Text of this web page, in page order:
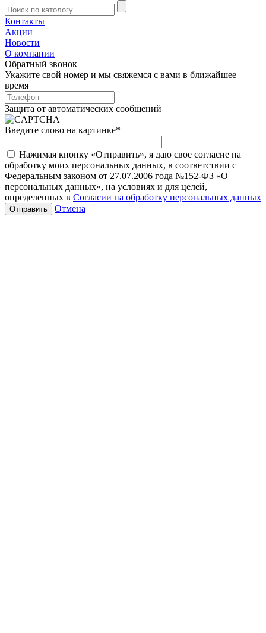
Контакты
Акции
Новости
О компании
Обратный звонок
Укажите свой номер и мы свяжемся с вами в ближайшее
время
Защита от автоматических сообщений
Введите слово на картинке*
Нажимая кнопку «Отправить», я даю свое согласие на
обработку моих персональных данных, в соответствии с
Федеральным законом от 27.07.2006 года №152-ФЗ «О
персональных данных», на условиях и для целей,
определенных в Согласии на обработку персональных данных
Отмена